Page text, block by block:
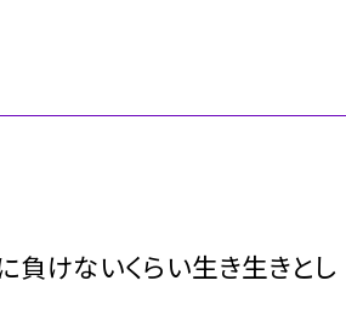
負けないくらい生き生きとし